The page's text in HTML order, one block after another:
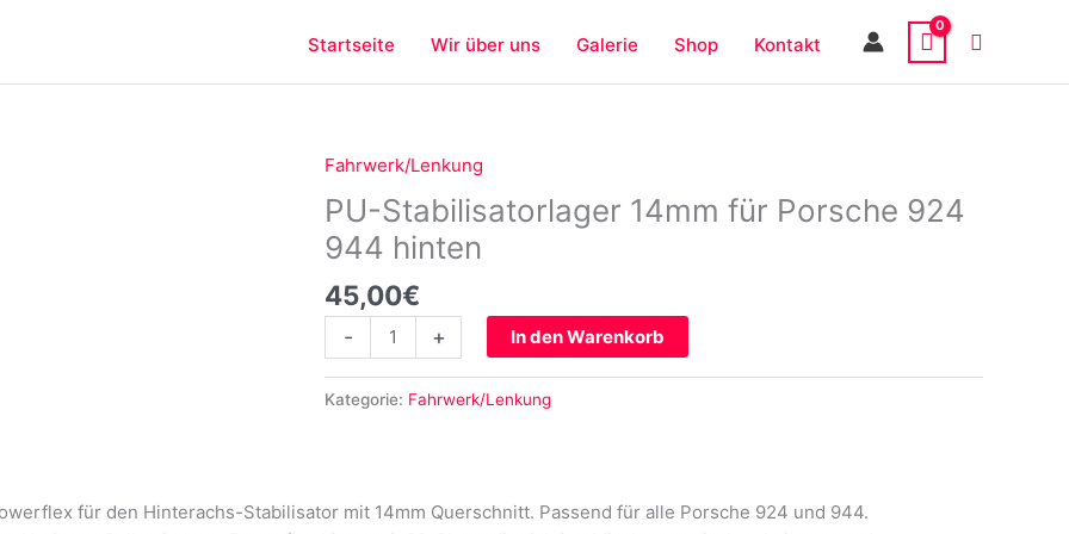
Startseite Wir über uns Galerie Shop Kontakt
Fahrwerk/Lenkung
PU-Stabilisatorlager 14mm für Porsche 924
944 hinten
45,00€
-
PU-
Stabilisatorlager
14mm
für
Porsche
924
944
Menge
+ In den Warenkorb
Kategorie: Fahrwerk/Lenkung
für den Hinterachs-Stabilisator mit 14mm Querschnitt. Passend für alle Porsche 924 und 944.